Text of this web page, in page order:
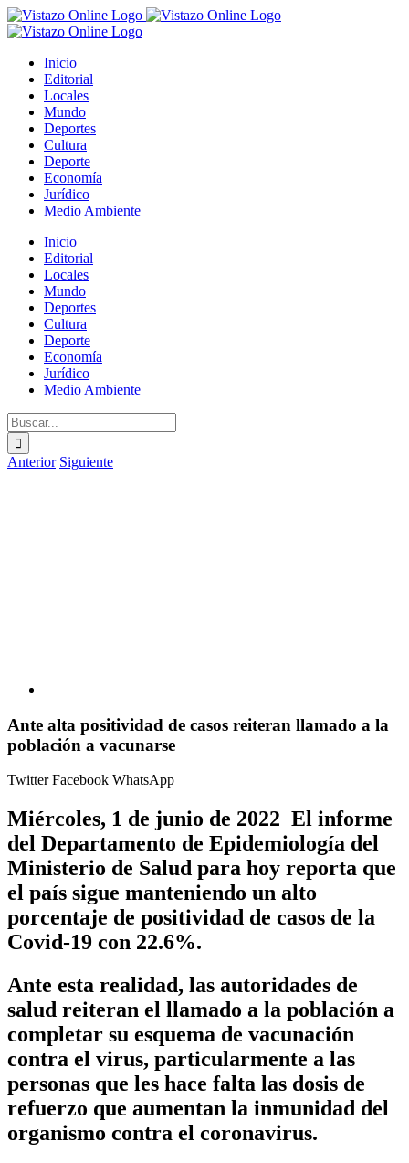
Saltar
al
Inicio
Editorial
Locales
Mundo
Deportes
Cultura
Deporte
Economía
Jurídico
Medio Ambiente
Inicio
Editorial
Locales
Mundo
Deportes
Cultura
Deporte
Economía
Jurídico
Medio Ambiente
Buscar:
Anterior Siguiente
Ante alta positividad de casos reiteran llamado a la
población a vacunarse
TwitterFacebook WhatsApp
Miércoles, 1 de junio de 2022 El informe
del Departamento de Epidemiología del
Ministerio de Salud para hoy reporta que
el país sigue manteniendo un alto
porcentaje de positividad de casos de la
Covid-19 con 22.6%.
Ante esta realidad, las autoridades de
salud reiteran el llamado a la población a
completar su esquema de vacunación
contra el virus, particularmente a las
personas que les hace falta las dosis de
refuerzo que aumentan la inmunidad del
organismo contra el coronavirus.